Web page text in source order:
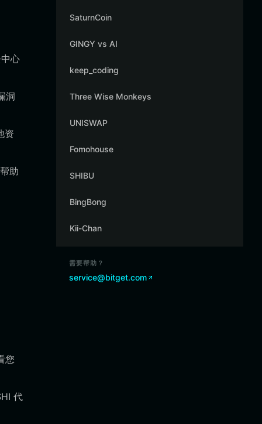
心
洞
资
助
您
代
SaturnCoin
GINGY vs AI
keep_coding
Three Wise Monkeys
UNISWAP
Fomohouse
SHIBU
BingBong
Kii-Chan
需要帮助？
service@bitget.com